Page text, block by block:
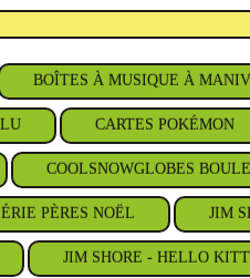
BOÎTES À MUSIQUE À
CARTES POKÉMON
COOLSNOWGLOBES
PÈRES NOËL JIM
JIM SHORE - HELLO